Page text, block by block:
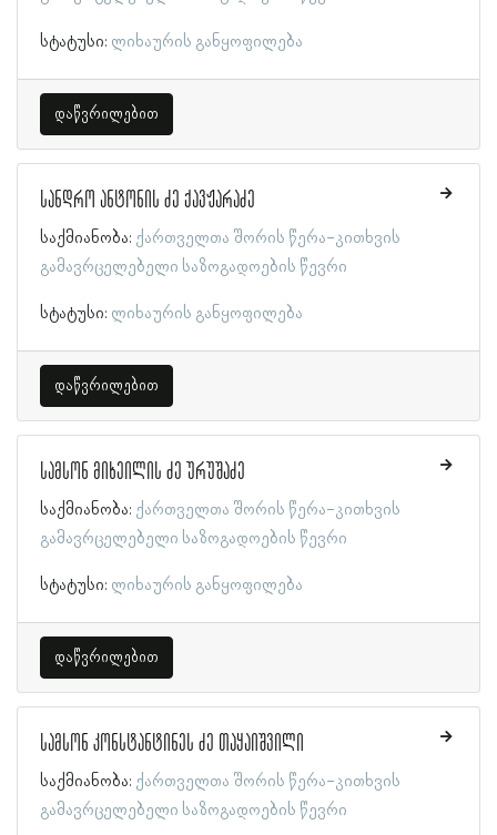
სტატუსი: ლიხაურის განყოფილება
დაწვრილებით
სანდრო ანტონის ძე ქავჟარაძე
საქმიანობა: ქართველთა შორის წერა-კითხვის
გამავრცელებელი საზოგადოების წევრი
სტატუსი: ლიხაურის განყოფილება
დაწვრილებით
სამსონ მიხეილის ძე ურუშაძე
საქმიანობა: ქართველთა შორის წერა-კითხვის
გამავრცელებელი საზოგადოების წევრი
სტატუსი: ლიხაურის განყოფილება
დაწვრილებით
სამსონ კონსტანტინეს ძე თაყაიშვილი
საქმიანობა: ქართველთა შორის წერა-კითხვის
გამავრცელებელი საზოგადოების წევრი